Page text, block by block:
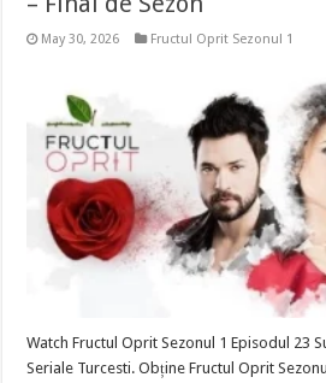
May 30, 2026 Fructul Oprit Sezonul 1
Watch Fructul Oprit Sezonul 1 Episodul 23
Seriale Turcesti. Obține Fructul Oprit